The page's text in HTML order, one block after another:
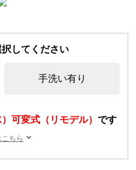
してください
手洗い有り
可変式（リモデル） です
ちら